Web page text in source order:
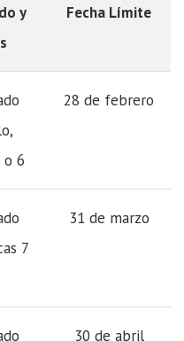
y
Fecha Límite
o 6
28 de febrero
7
31 de marzo
30 de abril